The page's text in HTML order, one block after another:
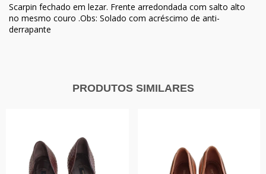
Scarpin fechado em lezar. Frente arredondada com salto alto
no mesmo couro .Obs: Solado com acréscimo de anti-
derrapante
PRODUTOS SIMILARES